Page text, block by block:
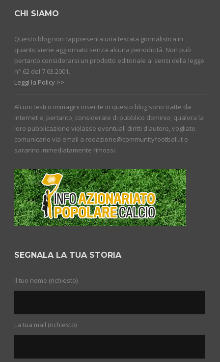
CHI SIAMO
Questo blog non rappresenta una testata giornalistica in
quanto viene aggiornato senza alcuna periodicità. Non può
pertanto considerarsi un prodotto editoriale ai sensi della legge
n° 62 del 7.03.2001.
Leggi la Policy >>
Alcuni testi o immagini inserite in questo blog sono tratte da
internet e, pertanto, considerate di pubblico dominio; qualora la
loro pubblicazione violasse eventuali diritti d'autore, vogliate
comunicarlo via email a redazione@communityfootball.it e
saranno immediatamente rimossi.
SEGNALA LA TUA STORIA
Il tuo nome (richiesto)
La tua mail (richiesto)